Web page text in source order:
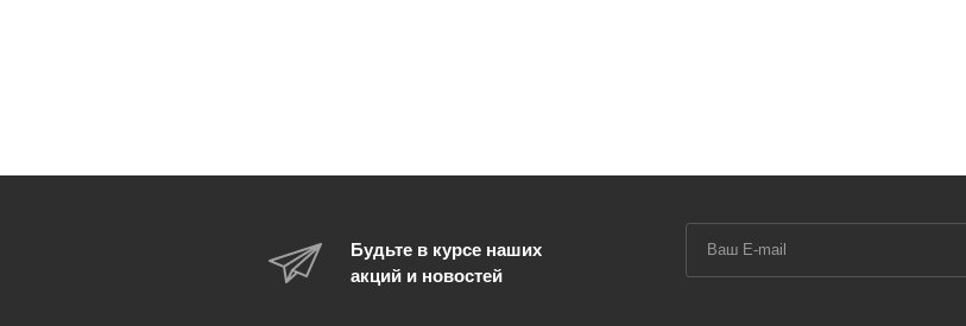
Будьте в курсе наших
акций и новостей